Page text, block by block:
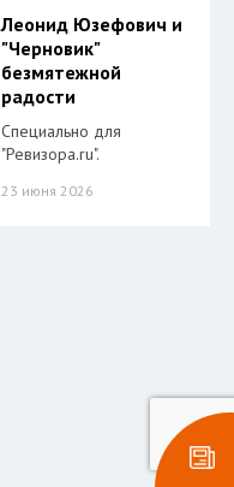
Леонид Юзефович и
"Черновик"
безмятежной
радости
Специально для
"Ревизора.ru".
23 июня 2026